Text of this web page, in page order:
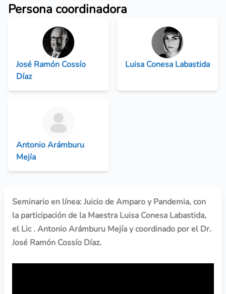
Persona coordinadora
José Ramón Cossío
Díaz
Luisa Conesa Labastida
Antonio Arámburu
Mejía
Seminario en línea: Juicio de Amparo y Pandemia, con
la participación de la Maestra Luisa Conesa Labastida,
el Lic . Antonio Arámburu Mejía y coordinado por el Dr.
José Ramón Cossío Díaz.